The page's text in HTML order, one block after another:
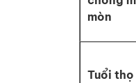
mòn
Tuổi thọ